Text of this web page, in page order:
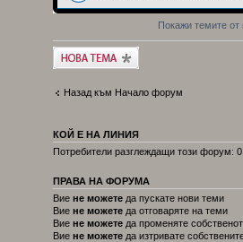
Покажи темите от
Публикувай нова
тема
Назад към Начало форум
КОЙ Е НА ЛИНИЯ
Потребители разглеждащи този форум: 0
ПРАВА НА ФОРУМА
Вие не можете да пускате нови теми
Вие не можете да отговаряте на теми
Вие не можете да променяте
Вие не можете да изтривате